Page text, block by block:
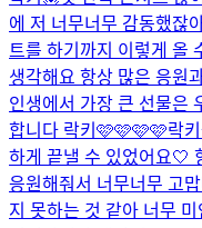
에 저 너무너무 감동했잖
트를 하기까지 이렇게 올
생각해요 항상 많은 응원
인생에서 가장 큰 선물은
합니다 락키🩷🩷🩷🩷락
하게 끝낼 수 있었어요🤍
응원해줘서 너무너무 고
지 못하는 것 같아 너무